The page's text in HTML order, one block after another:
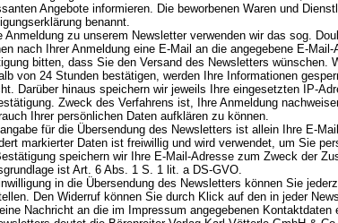
Angebote informieren. Die beworbenen Waren und
benannt.
Anmeldung zu unserem Newsletter verwenden wir das sog.
nach Ihrer Anmeldung eine E-Mail an die angegebene E-
bitten, dass Sie den Versand des Newsletters wünschen.
von 24 Stunden bestätigen, werden Ihre Informationen
Darüber hinaus speichern wir jeweils Ihre eingesetzten IP-
Zweck des Verfahrens ist, Ihre Anmeldung
Ihrer persönlichen Daten aufklären zu können.
für die Übersendung des Newsletters ist allein Ihre E-
markierter Daten ist freiwillig und wird verwendet, um Sie
speichern wir Ihre E-Mail-Adresse zum Zweck der
ist Art. 6 Abs. 1 S. 1 lit. a DS-GVO.
in die Übersendung des Newsletters können Sie
Den Widerruf können Sie durch Klick auf den in jeder
Nachricht an die im Impressum angegebenen